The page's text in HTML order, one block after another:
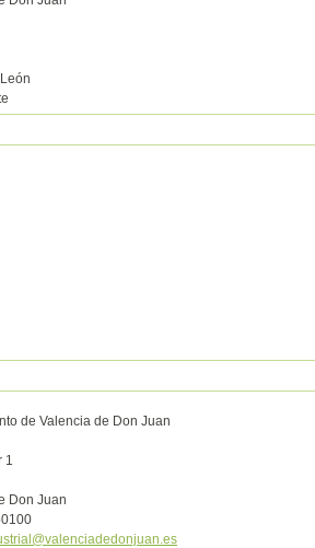
de Valencia de Don Juan
1
Don Juan